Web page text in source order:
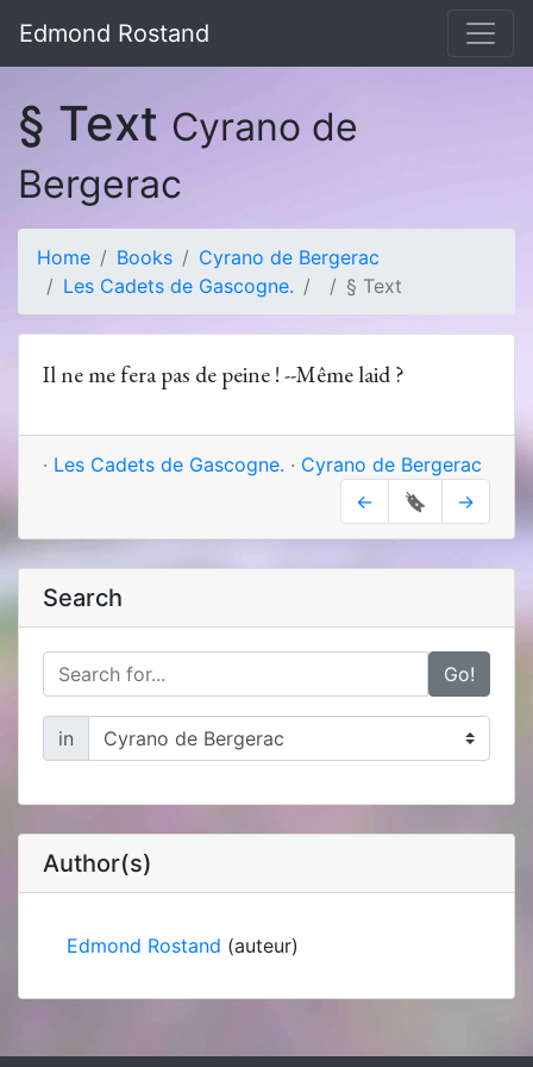
Edmond Rostand
§ Text Cyrano de
Bergerac
Home Books
Cyrano de Bergerac
Les Cadets de Gascogne.
§ Text
Il ne me fera pas de peine ! --Même laid ?
· Les Cadets de Gascogne. · Cyrano de Bergerac
←
🔖 →
Search
Go!
in
Author(s)
Edmond Rostand (auteur)